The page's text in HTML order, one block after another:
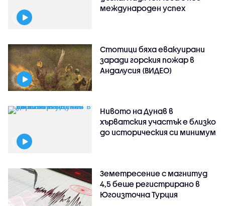
международен успех
Стотици бяха евакуирани
заради горския пожар в
Андалусия (ВИДЕО)
Нивото на Дунав в
хърватския участък е близко
до историческия си минимум
Земетресение с магнитуд
4,5 беше регистрирано в
Югоизточна Турция